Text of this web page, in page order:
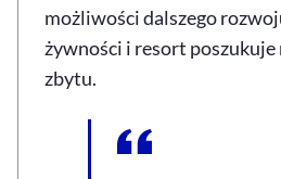
możliwości dalszego
żywności i resort
zbytu.